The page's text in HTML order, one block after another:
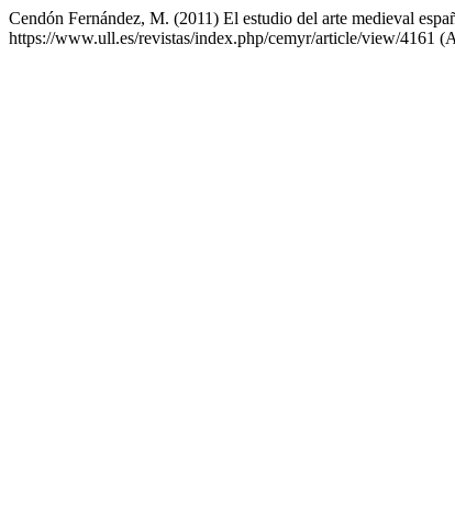
Cendón Fernández, M. (2011) El estudio del arte medieval
https://www.ull.es/revistas/index.php/cemyr/article/view/4161